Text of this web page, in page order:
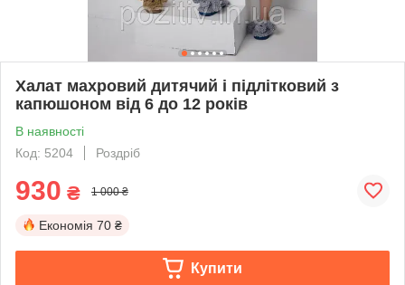
Халат махровий дитячий і підлітковий з
капюшоном від 6 до 12 років
В наявності
Код: 5204
Роздріб
930 ₴ 1 000 ₴
Економія 70 ₴
Купити